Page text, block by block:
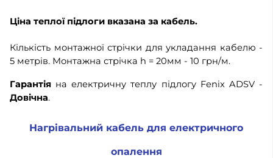
Ціна теплої підлоги вказана за кабель.
Кількість монтажної стрічки для укладання кабелю -
5 метрів. Монтажна стрічка h = 20мм - 10 грн/м.
Гарантія на електричну теплу підлогу Fenix ADSV -
Довічна.
Нагрівальний кабель для електричного
опалення